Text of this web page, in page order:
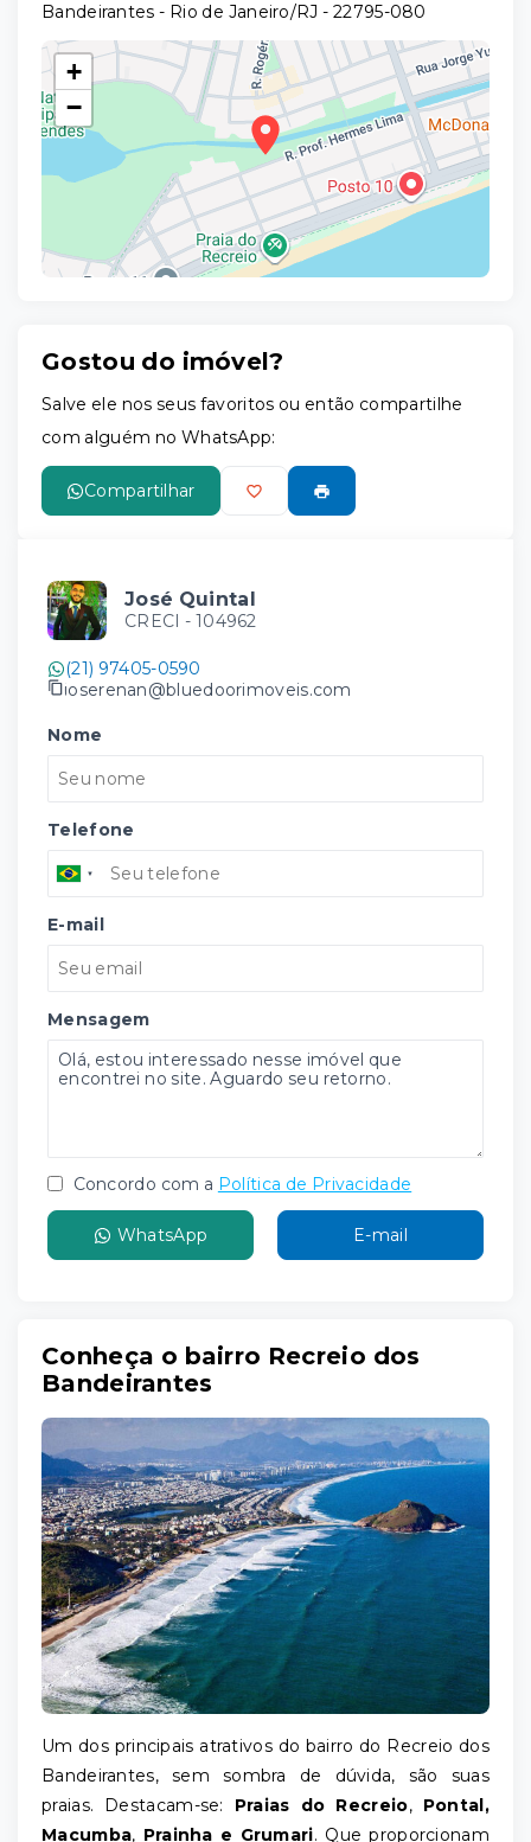
Bandeirantes - Rio de Janeiro/RJ - 22795-080
+
−
Gostou do imóvel?
Salve ele nos seus favoritos ou então compartilhe
com alguém no WhatsApp:
Compartilhar
José Quintal
CRECI - 104962
(21) 97405-0590
joserenan@bluedoorimoveis.com
Nome
Telefone
E-mail
Mensagem
Concordo com a Política de Privacidade
WhatsApp E-mail
Conheça o bairro Recreio dos
Bandeirantes
Um dos principais atrativos do bairro do Recreio dos
Bandeirantes, sem sombra de dúvida, são suas
praias. Destacam-se: Praias do Recreio, Pontal,
Macumba, Prainha e Grumari. Que proporcionam